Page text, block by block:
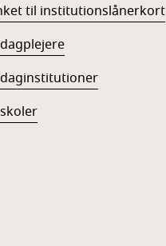
til institutionslånerkort